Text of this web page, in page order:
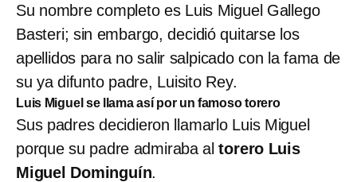
Su nombre completo es Luis Miguel Gallego
Basteri; sin embargo, decidió quitarse los
apellidos para no salir salpicado con la fama de
su ya difunto padre, Luisito Rey.
Luis Miguel se llama así por un famoso torero
Sus padres decidieron llamarlo Luis Miguel
porque su padre admiraba altorero Luis
Miguel Dominguín.